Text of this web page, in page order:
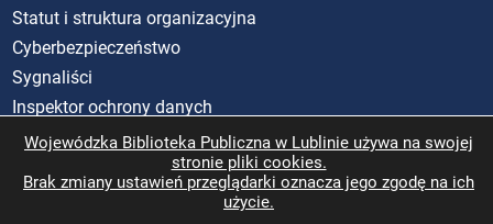
Statut i struktura organizacyjna
Cyberbezpieczeństwo
Sygnaliści
Inspektor ochrony danych
Standardy Ochrony Małoletnich (SOM)
Rzecznik Praw Obywatelskich
Wojewódzka Biblioteka Publiczna w Lublinie używa na swojej
stronie pliki cookies.
Brak zmiany ustawień przeglądarki oznacza jego zgodę na ich
użycie.